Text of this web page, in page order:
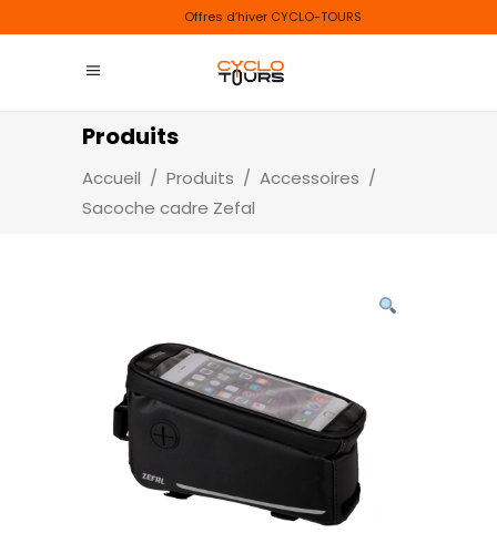
Offres d’hiver CYCLO-TOURS
Produits
Accueil / Produits / Accessoires /
Sacoche cadre Zefal